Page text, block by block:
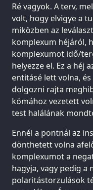
Ré vagyok. A terv,
volt, hogy elvigye a
miközben az
komplexum héjáról,
komplexumot idő/
helyezze el. Ez a héj
entitásé lett volna,
dolgozni rajta
kómához vezetett
test halálának
Ennél a pontnál az
dönthetett volna
komplexumot a
hagyja, vagy pedig a
polaritástorzulások